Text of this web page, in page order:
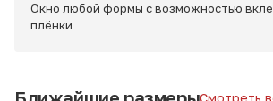
Окно любой формы с возможностью
плёнки
Смотреть